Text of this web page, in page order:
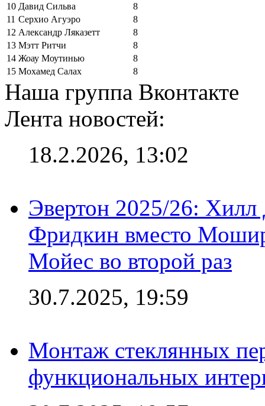
10 Давид Сильва
8
11 Серхио Агуэро
8
12 Александр Ляказетт
8
13 Мэтт Ритчи
8
14 Жоау Моутинью
8
15 Мохамед Салах 8
Наша группа Вконтакте
Лента новостей:
18.2.2026, 13:02
Эвертон 2025/26:
Фридкин вместо
Мойес во второй раз
30.7.2025, 19:59
Монтаж стеклянных
функциональных